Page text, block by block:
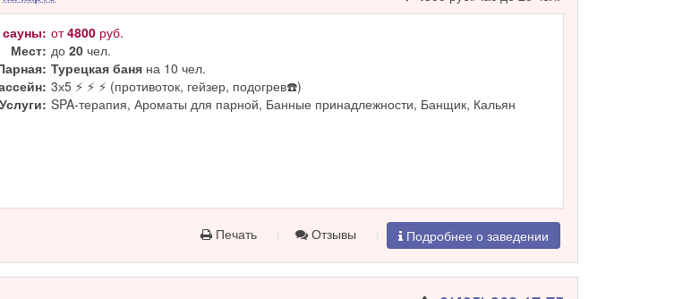
сауны: от4800 руб.
Мест: до20 чел.
Турецкая баня на 10 чел.
3х5 ⚡ ⚡ ⚡ (противоток, гейзер, подогрев☎️)
Услуги: SPA-терапия, Ароматы для парной, Банные принадлежности, Банщик, Кальян
Печать Отзывы Подробнее о заведении